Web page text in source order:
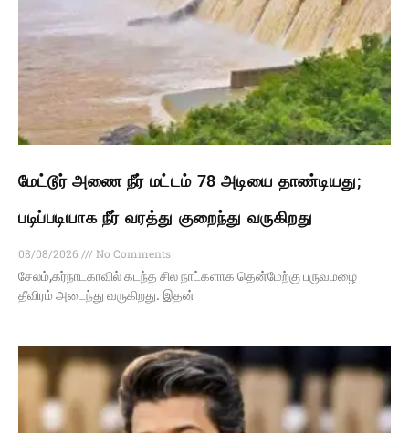
மேட்டூர் அணை நீர் மட்டம் 78 அடியை தாண்டியது;
படிப்படியாக நீர் வரத்து குறைந்து வருகிறது
08/08/2026
No Comments
சேலம்,கர்நாடகாவில் கடந்த சில நாட்களாக தென்மேற்கு பருவமழை
தீவிரம் அடைந்து வருகிறது. இதன்